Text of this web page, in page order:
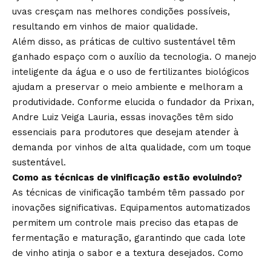
uvas cresçam nas melhores condições possíveis,
resultando em vinhos de maior qualidade.
Além disso, as práticas de cultivo sustentável têm
ganhado espaço com o auxílio da tecnologia. O manejo
inteligente da água e o uso de fertilizantes biológicos
ajudam a preservar o meio ambiente e melhoram a
produtividade. Conforme elucida o fundador da Prixan,
Andre Luiz Veiga Lauria, essas inovações têm sido
essenciais para produtores que desejam atender à
demanda por vinhos de alta qualidade, com um toque
sustentável.
Como as técnicas de vinificação estão evoluindo?
As técnicas de vinificação também têm passado por
inovações significativas. Equipamentos automatizados
permitem um controle mais preciso das etapas de
fermentação e maturação, garantindo que cada lote
de vinho atinja o sabor e a textura desejados. Como